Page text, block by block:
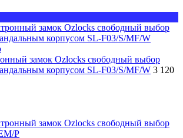
замок Ozlocks свободный выбор
корпусом SL-F03/S/MF/W 3 120